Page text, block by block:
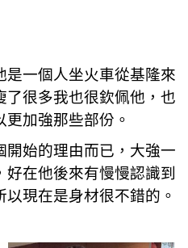
是一個人坐火車從基隆來
了很多我也很欽佩他，也
加強那些部份。
開始的理由而已，大強一
在他後來有慢慢認識到
現在是身材很不錯的。